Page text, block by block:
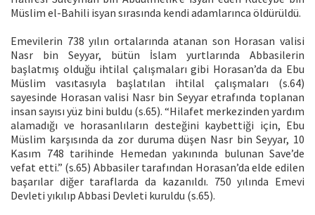
Müslim el-Bahili isyan sırasında kendi adamlarınca öldürüldü.
Emevilerin 738 yılın ortalarında atanan son Horasan valisi
Nasr bin Seyyar, bütün İslam yurtlarında Abbasilerin
başlatmış olduğu ihtilal çalışmaları gibi Horasan’da da Ebu
Müslim vasıtasıyla başlatılan ihtilal çalışmaları (s.64)
sayesinde Horasan valisi Nasr bin Seyyar etrafında toplanan
insan sayısı yüz bini buldu (s.65). “Hilafet merkezinden yardım
alamadığı ve horasanlıların desteğini kaybettiği için, Ebu
Müslim karşısında da zor duruma düşen Nasr bin Seyyar, 10
Kasım 748 tarihinde Hemedan yakınında bulunan Save’de
vefat etti.” (s.65) Abbasiler tarafından Horasan’da elde edilen
başarılar diğer taraflarda da kazanıldı. 750 yılında Emevi
Devleti yıkılıp Abbasi Devleti kuruldu (s.65).